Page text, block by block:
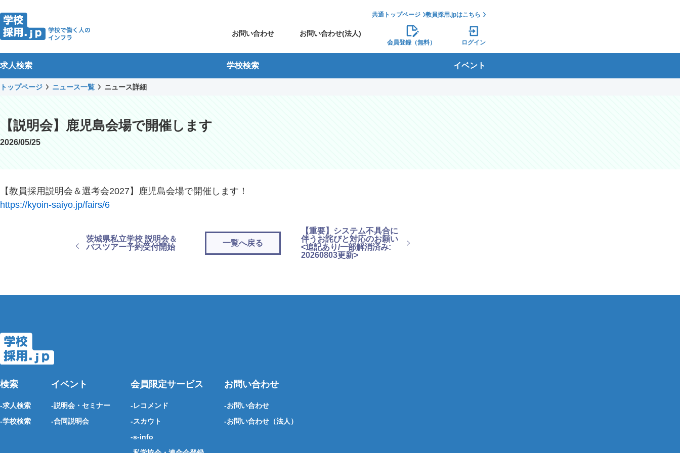
共通トップページ 教員採用.jpはこちら
お問い合わせ お問い合わせ(法人)
会員登録（無料） ログイン
求人検索 学校検索 イベント
トップページ ニュース一覧 ニュース詳細
【説明会】鹿児島会場で開催します
2026/05/25
【教員採用説明会＆選考会2027】鹿児島会場で開催します！
https://kyoin-saiyo.jp/fairs/6
茨城県私立学校 説明会＆
バスツアー予約受付開始
一覧へ戻る
【重要】システム不具合に
伴うお詫びと対応のお願い
<追記あり/一部解消済み:
20260803更新>
検索
求人検索
学校検索
イベント
説明会・セミナー
合同説明会
会員限定サービス
レコメンド
スカウト
s-info
お問い合わせ
お問い合わせ
お問い合わせ（法人）